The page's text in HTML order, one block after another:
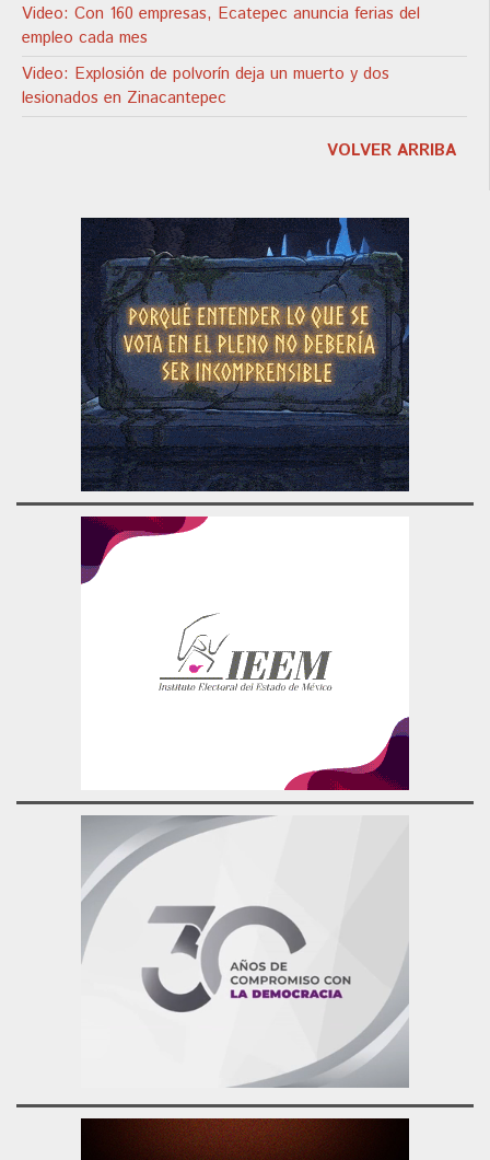
Video: Con 160 empresas, Ecatepec anuncia ferias del
empleo cada mes
Video: Explosión de polvorín deja un muerto y dos
lesionados en Zinacantepec
VOLVER ARRIBA